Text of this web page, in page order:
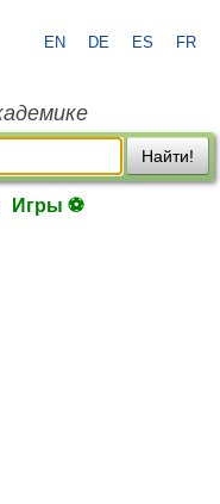
EN DE ES FR
Найти!
Игры ⚽